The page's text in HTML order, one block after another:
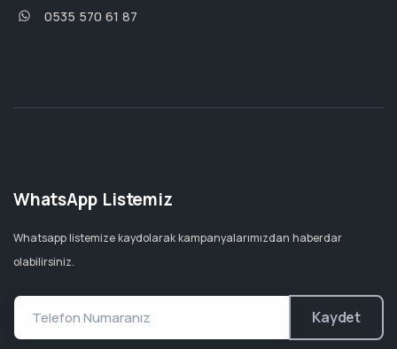
0535 570 61 87
WhatsApp Listemiz
Whatsapp listemize kaydolarak kampanyalarımızdan haberdar
olabilirsiniz.
Kaydet